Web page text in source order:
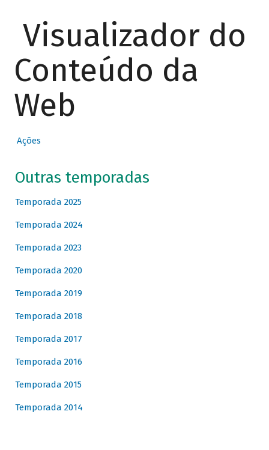
Visualizador do
Conteúdo da
Web
Ações
Outras temporadas
Temporada 2025
Temporada 2024
Temporada 2023
Temporada 2020
Temporada 2019
Temporada 2018
Temporada 2017
Temporada 2016
Temporada 2015
Temporada 2014